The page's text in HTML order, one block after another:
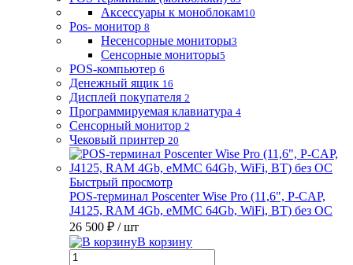
Аксессуары к моноблокам10
Pos- монитор 8
Несенсорные мониторы3
Сенсорные мониторы5
POS-компьютер 6
Денежный ящик 16
Дисплей покупателя 2
Программируемая клавиатура 4
Сенсорный монитор 2
Чековый принтер 20
Быстрый просмотр
POS-терминал Poscenter Wise Pro (11,6", P-CAP,
J4125, RAM 4Gb, eMMC 64Gb, WiFi, BT) без ОС
26 500 ₽ / шт
В корзину